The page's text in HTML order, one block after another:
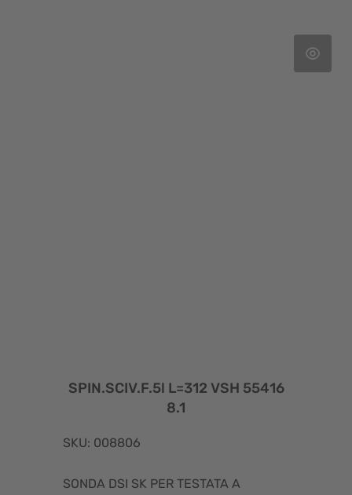
SPIN.SCIV.F.5l L=312 VSH 55416
8.1
SKU: 008806
SONDA DSI SK PER TESTATA A